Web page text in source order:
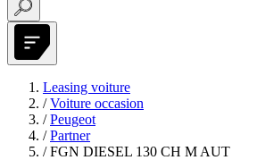
Leasing voiture
/ Voiture occasion
/ Peugeot
/ Partner
/ FGN DIESEL 130 CH M AUT